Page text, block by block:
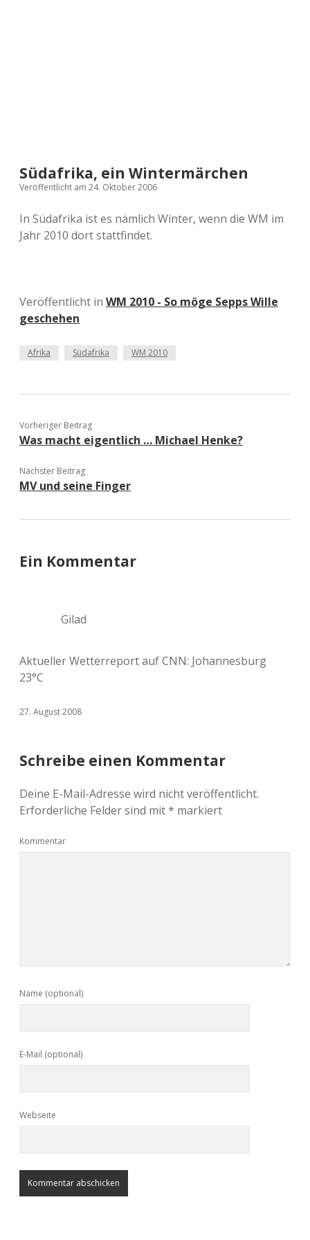
Südafrika, ein Wintermärchen
Veröffentlicht am 24. Oktober 2006
In Südafrika ist es nämlich Winter, wenn die WM im
Jahr 2010 dort stattfindet.
Veröffentlicht in WM 2010 - So möge Sepps Wille
geschehen
Afrika Südafrika WM 2010
Vorheriger Beitrag
Was macht eigentlich … Michael Henke?
Nächster Beitrag
MV und seine Finger
Ein Kommentar
Gilad
Aktueller Wetterreport auf CNN: Johannesburg
23°C
27. August 2008
Schreibe einen Kommentar
Deine E-Mail-Adresse wird nicht veröffentlicht.
Erforderliche Felder sind mit* markiert
Kommentar
Name (optional)
E-Mail (optional)
Webseite